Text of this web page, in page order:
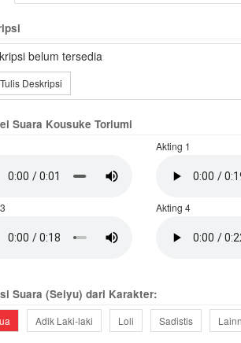
belum tersedia
Tulis Deskripsi
Suara Kousuke Toriumi
Akting 1
Akting 4
Suara (Seiyu) dari Karakter:
Adik Laki-laki Loli Sadistis